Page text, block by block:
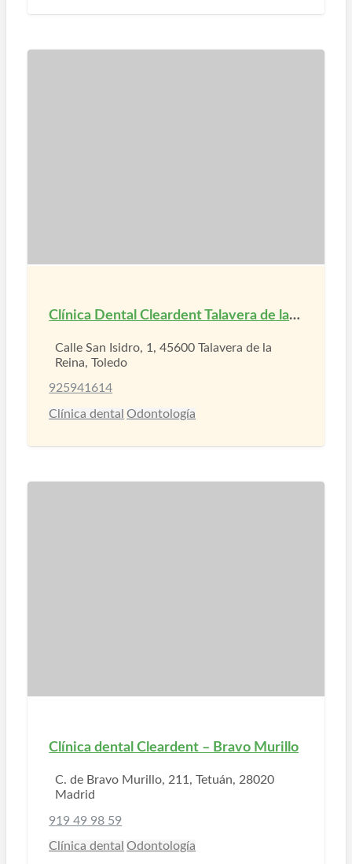
Clínica Dental Cleardent Talavera de la Reina
Calle San Isidro, 1, 45600 Talavera de la
Reina, Toledo
925941614
Clínica dental Odontología
Clínica dental Cleardent – Bravo Murillo
C. de Bravo Murillo, 211, Tetuán, 28020
Madrid
919 49 98 59
Clínica dental Odontología